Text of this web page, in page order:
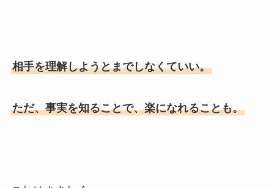
相手を理解しようとまでしなくていい。
ただ、事実を知ることで、楽になれることも。